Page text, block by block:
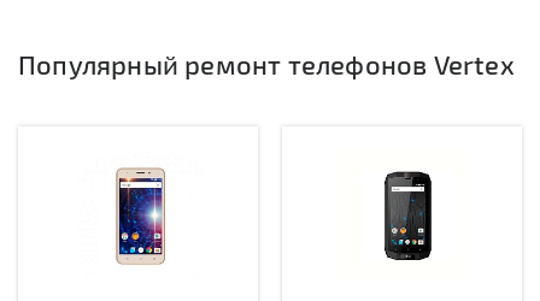
Популярный ремонт телефонов Vertex